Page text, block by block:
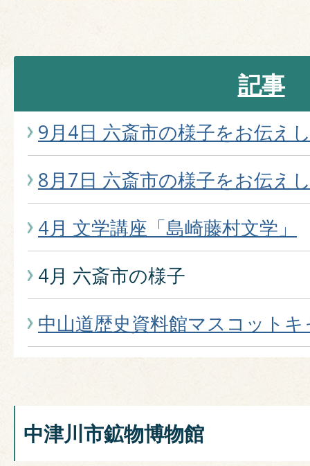
記事
9月4日 六斎市の様子をお伝え
8月7日 六斎市の様子をお伝え
4月 文学講座「島崎藤村文学」
4月 六斎市の様子
中山道歴史資料館マスコット
中津川市鉱物博物館